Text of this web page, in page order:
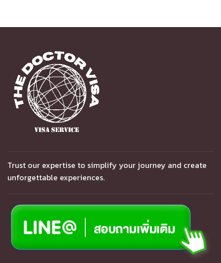
Trust our expertise to simplify your journey and create
unforgettable experiences.